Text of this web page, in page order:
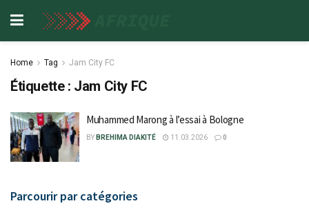
Home Tag Jam City FC
Étiquette : Jam City FC
Muhammed Marong à l’essai à Bologne
BY BREHIMA DIAKITÉ 11.03.2026 0
Parcourir par catégories